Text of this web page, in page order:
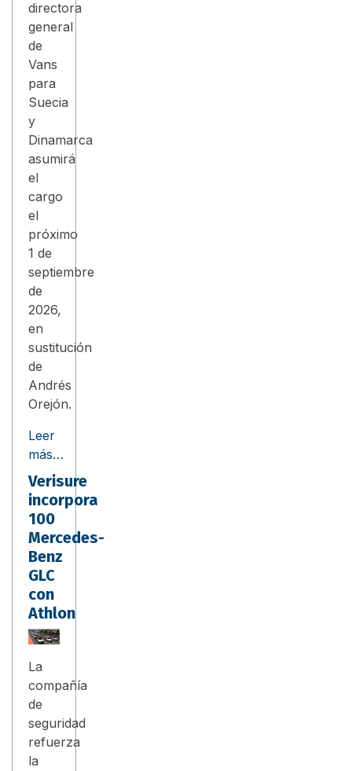
directora
general
de
Vans
para
Suecia
y
Dinamarca
asumirá
el
cargo
el
próximo
1 de
septiembre
de
2026,
en
sustitución
de
Andrés
Orejón.
Leer
más…
Verisure
incorpora
100
Mercedes-
Benz
GLC
con
Athlon
La
compañía
de
seguridad
refuerza
la